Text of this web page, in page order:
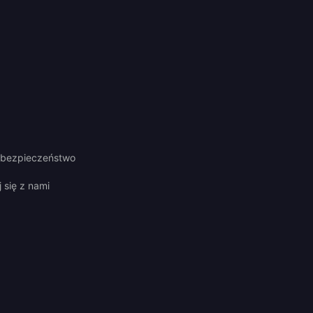
się z nami